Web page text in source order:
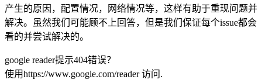
产生的原因，配置情况，网络情况等，这样有助于重现问题并
解决。虽然我们可能顾不上回答，但是我们保证每个issue都会
看的并尝试解决的。
google reader提示404错误？
使用https://www.google.com/reader 访问.